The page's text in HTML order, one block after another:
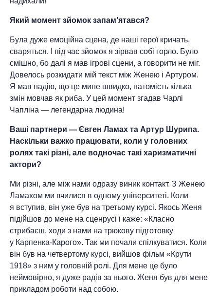
Який момент зйомок запам’ятався?
Була дуже емоційна сцена, де наші герої кричать,
сваряться. І під час зйомок я зірвав собі горло. Було
смішно, бо далі я мав ігрові сцени, а говорити не міг.
До­велось розкидати мій текст між Женею і Артуром.
Я мав надію, що це мине швид­ко, натомість кілька
змін мовчав як риба. У цей момент згадав Чарлі
Чапліна — ле­гендарна людина!
Ваші партнери — Євген Ламах та Артур Шурипа.
Наскільки важко пра­цювати, коли у головних
ролях такі різні, але водночас такі харизматич­ні
актори?
Ми різні, але між нами одразу виник контакт. З Женею
Ламахом ми вчилися в одному університеті. Коли
я вступив, він уже був на третьому курсі. Якось Женя
підійшов до мене на сценрусі і каже: «Класно
стрибаєш, ходи з нами на трю­кову підготовку
у Карпенка-Карого». Так ми почали спілкуватися. Коли
він був на четвертому курсі, вийшов фільм «Кру­ти
1918» з ним у головній ролі. Для мене це було
неймовірно, я дуже радів за ньо­го. Женя був для мене
прикладом робо­ти над собою.